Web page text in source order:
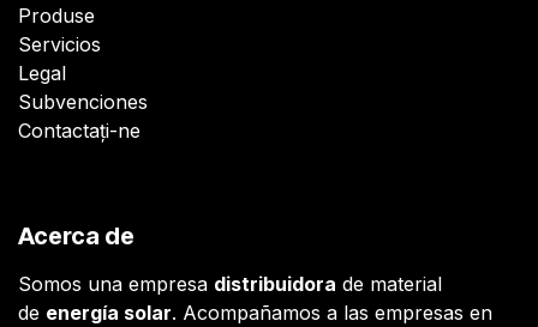
Produse
Servicios
Legal
Subvenciones
Contactați-ne
Acerca de
Somos una empresa distribuidora de material
de energía solar. Acompañamos a las empresas en